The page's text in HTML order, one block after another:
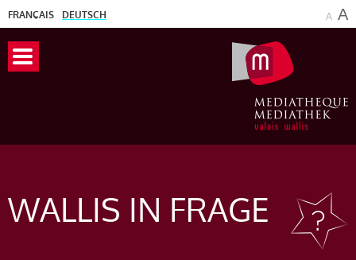
FRANÇAIS DEUTSCH A A
WALLIS IN FRAGE